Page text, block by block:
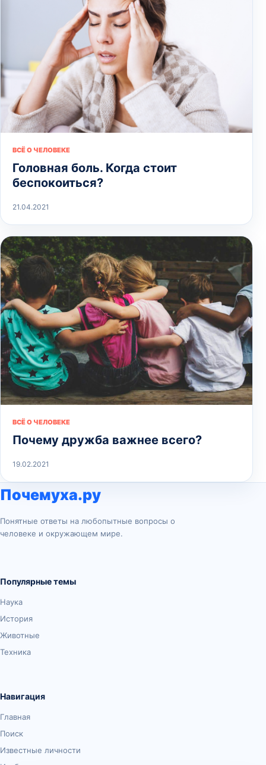
ВСЁ О ЧЕЛОВЕКЕ
Головная боль. Когда стоит
беспокоиться?
21.04.2021
ВСЁ О ЧЕЛОВЕКЕ
Почему дружба важнее всего?
19.02.2021
Почемуха.ру
Понятные ответы на любопытные вопросы о
человеке и окружающем мире.
Популярные темы
Наука
История
Животные
Техника
Навигация
Главная
Поиск
Известные личности